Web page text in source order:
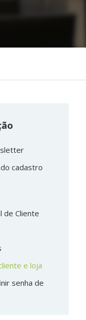
cadastro
de Cliente
e loja
senha de